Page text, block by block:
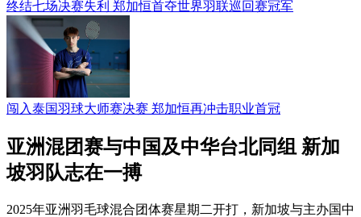
终结七场决赛失利 郑加恒首夺世界羽联巡回赛冠军
闯入泰国羽球大师赛决赛 郑加恒再冲击职业首冠
亚洲混团赛与中国及中华台北同组 新加
坡羽队志在一搏
2025年亚洲羽毛球混合团体赛星期二开打，新加坡与主办国中